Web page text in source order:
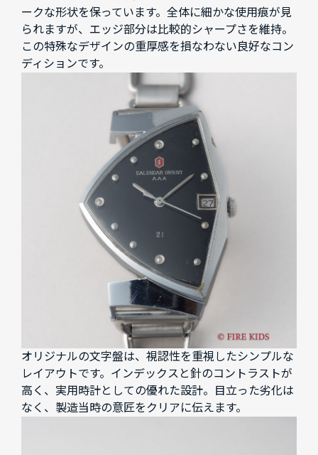
ークな形状を保っています。全体に細かな使用痕が見
られますが、エッジ部分は比較的シャープさを維持。
この特殊なデザインの重厚感を損なわない良好なコン
ディションです。
オリジナルの文字盤は、視認性を重視したシンプルな
レイアウトです。インデックスと針のコントラストが
高く、実用時計としての優れた設計。目立った劣化は
なく、製造当時の意匠をクリアに伝えます。